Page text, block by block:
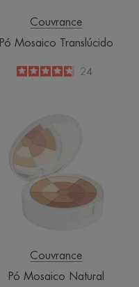
Couvrance
Pó Mosaico Translúcido
4.7
/
5
24
Couvrance
Pó Mosaico Natural